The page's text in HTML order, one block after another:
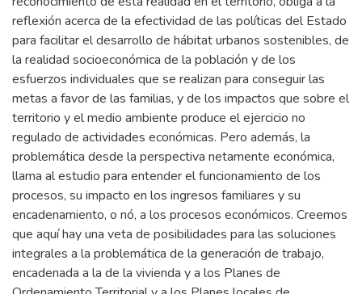
reflexión acerca de la efectividad de las políticas del Estado
para facilitar el desarrollo de hábitat urbanos sostenibles, de
la realidad socioeconómica de la población y de los
esfuerzos individuales que se realizan para conseguir las
metas a favor de las familias, y de los impactos que sobre el
territorio y el medio ambiente produce el ejercicio no
regulado de actividades económicas. Pero además, la
problemática desde la perspectiva netamente económica,
llama al estudio para entender el funcionamiento de los
procesos, su impacto en los ingresos familiares y su
encadenamiento, o nó, a los procesos económicos. Creemos
que aquí hay una veta de posibilidades para las soluciones
integrales a la problemática de la generación de trabajo,
encadenada a la de la vivienda y a los Planes de